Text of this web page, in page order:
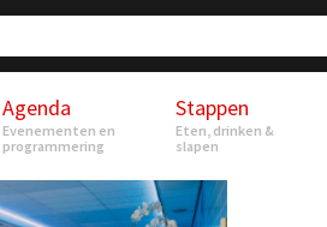
Agenda
Evenementen en
programmering
Stappen
Eten, drinken &
slapen